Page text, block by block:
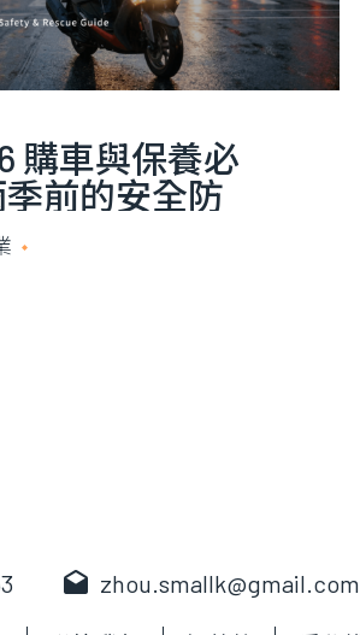
購車與保養必
前的安全防
打滑、熄火發
辦？映象老闆
drafts zhou.smallk@gmail.com